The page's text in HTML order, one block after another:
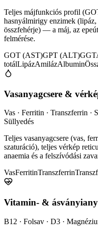
Teljes májfunkciós profil
hasnyálmirigy enzimek
összfehérje) — a máj, az
felmérése.
GOT (AST)GPT (ALT)GGT
totálLipázAmilázAlbumin
Vasanyagcsere &
Vas · Ferritin · Transzferrin ·
Süllyedés
Teljes vasanyagcsere (vas,
szaturáció), teljes vérkép
anaemia és a felszívódási
VasFerritinTranszferrin
Vitamin- &
B12 · Folsav · D3 ·